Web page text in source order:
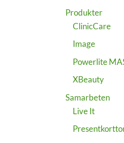
Produkter
ClinicCare
Image
Powerlite
XBeauty
Samarbeten
Live It